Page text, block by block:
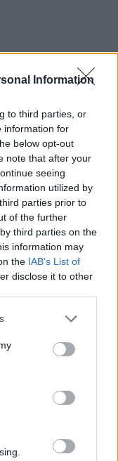
Information
to third parties, or
information for
below opt-out
note that after your
seeing
utilized by
parties prior to
of the further
third parties on the
information may
the IAB’s List of
disclose it to other
or more Google
You may click to
party tags to
in below Google
των δύο χωρών
να έχει υπό
απόσταση τριών
δικαίου.
δεν έχει
διαμοιρασμός
και τα
η εφημερίδα